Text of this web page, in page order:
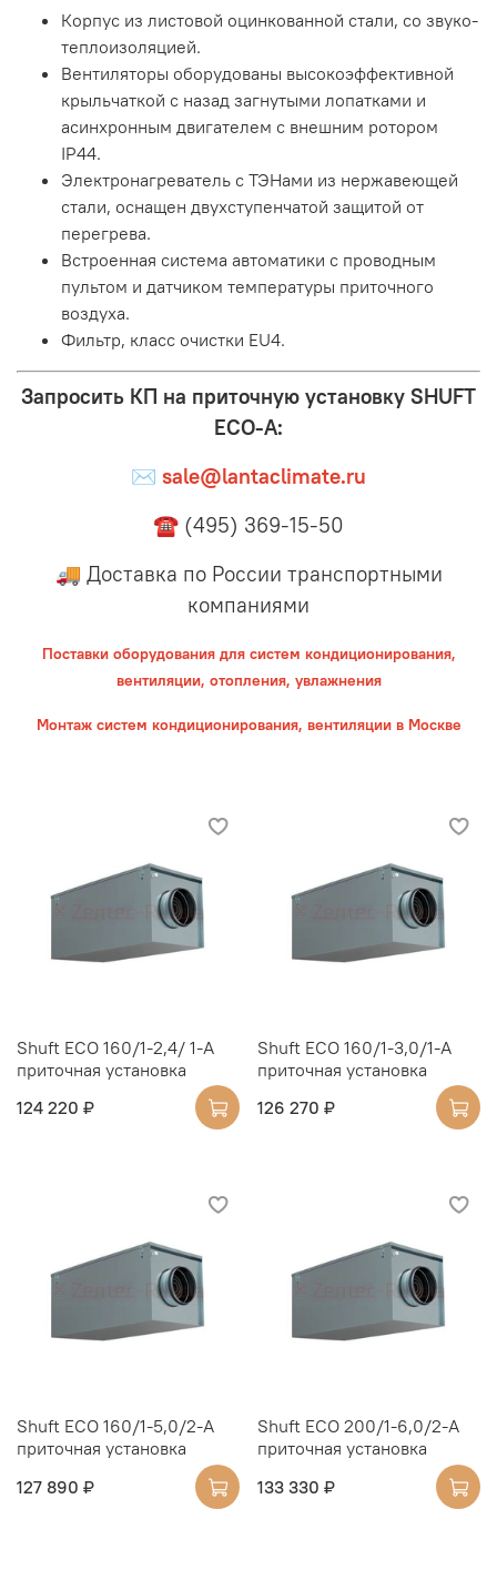
Корпус из листовой оцинкованной стали, со звуко-
теплоизоляцией.
Вентиляторы оборудованы высокоэффективной
крыльчаткой с назад загнутыми лопатками и
асинхронным двигателем с внешним ротором
IP44.
Электронагреватель с ТЭНами из нержавеющей
стали, оснащен двухступенчатой защитой от
перегрева.
Встроенная система автоматики с проводным
пультом и датчиком температуры приточного
воздуха.
Фильтр, класс очистки EU4.
Запросить КП на приточную установку SHUFT
ECO-A:
✉ sale@lantaclimate.ru
☎ (495) 369-15-50
🚚 Доставка по России транспортными
компаниями
Поставки оборудования для систем кондиционирования,
вентиляции, отопления, увлажнения
Монтаж систем кондиционирования, вентиляции в Москве
Shuft ECO 160/1-2,4/ 1-A
приточная установка
124 220 ₽
Shuft ECO 160/1-3,0/1-A
приточная установка
126 270 ₽
Shuft ECO 160/1-5,0/2-A
приточная установка
127 890 ₽
Shuft ECO 200/1-6,0/2-A
приточная установка
133 330 ₽